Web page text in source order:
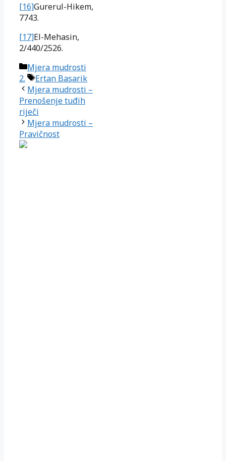
[16]Gurerul-Hikem,
7743.
[17]El-Mehasin,
2/440/2526.
Kategorije
Mjera mudrosti
2.
Oznake
Ertan Basarik
Mjera mudrosti –
Prenošenje tuđih
riječi
Mjera mudrosti –
Pravičnost